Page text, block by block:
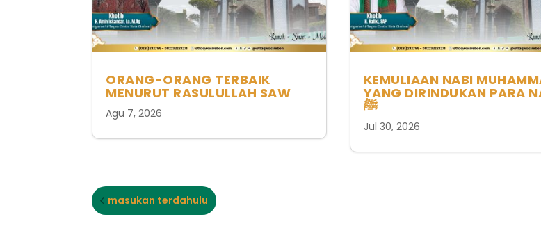
ORANG-ORANG TERBAIK
MENURUT RASULULLAH SAW
Agu 7, 2026
KEMULIAAN NABI
YANG DIRINDUKAN PARA
ﷺ
Jul 30, 2026
masukan terdahulu